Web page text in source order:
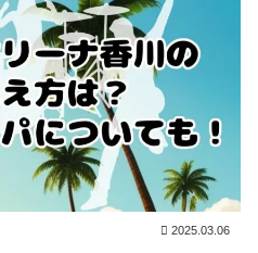
2025.03.06